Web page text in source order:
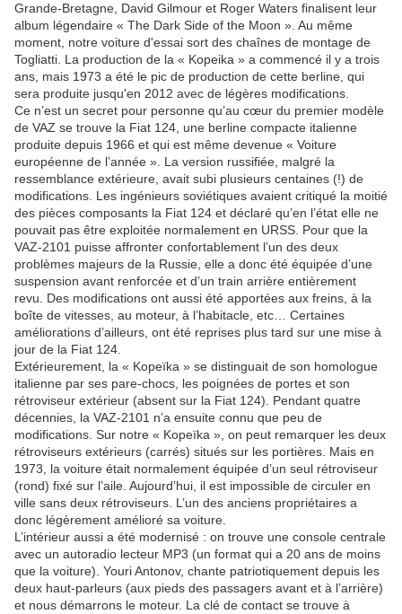
Grande-Bretagne, David Gilmour et Roger Waters finalisent leur
album légendaire « The Dark Side of the Moon ». Au même
moment, notre voiture d'essai sort des chaînes de montage de
Togliatti. La production de la « Kopeika » a commencé il y a trois
ans, mais 1973 a été le pic de production de cette berline, qui
sera produite jusqu'en 2012 avec de légères modifications.
Ce n’est un secret pour personne qu’au cœur du premier modèle
de VAZ se trouve la Fiat 124, une berline compacte italienne
produite depuis 1966 et qui est même devenue « Voiture
européenne de l’année ». La version russifiée, malgré la
ressemblance extérieure, avait subi plusieurs centaines (!) de
modifications. Les ingénieurs soviétiques avaient critiqué la moitié
des pièces composants la Fiat 124 et déclaré qu’en l’état elle ne
pouvait pas être exploitée normalement en URSS. Pour que la
VAZ-2101 puisse affronter confortablement l’un des deux
problèmes majeurs de la Russie, elle a donc été équipée d’une
suspension avant renforcée et d’un train arrière entièrement
revu. Des modifications ont aussi été apportées aux freins, à la
boîte de vitesses, au moteur, à l’habitacle, etc… Certaines
améliorations d’ailleurs, ont été reprises plus tard sur une mise à
jour de la Fiat 124.
Extérieurement, la « Kopeïka » se distinguait de son homologue
italienne par ses pare-chocs, les poignées de portes et son
rétroviseur extérieur (absent sur la Fiat 124). Pendant quatre
décennies, la VAZ-2101 n’a ensuite connu que peu de
modifications. Sur notre « Kopeïka », on peut remarquer les deux
rétroviseurs extérieurs (carrés) situés sur les portières. Mais en
1973, la voiture était normalement équipée d’un seul rétroviseur
(rond) fixé sur l’aile. Aujourd’hui, il est impossible de circuler en
ville sans deux rétroviseurs. L’un des anciens propriétaires a
donc légèrement amélioré sa voiture.
L’intérieur aussi a été modernisé : on trouve une console centrale
avec un autoradio lecteur MP3 (un format qui a 20 ans de moins
que la voiture). Youri Antonov, chante patriotiquement depuis les
deux haut-parleurs (aux pieds des passagers avant et à l’arrière)
et nous démarrons le moteur. La clé de contact se trouve à